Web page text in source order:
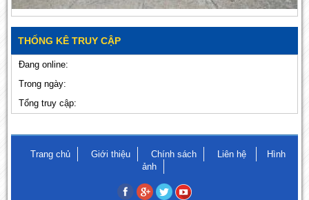
THỐNG KÊ TRUY CẬP
Đang online:
Trong ngày:
Tổng truy cập:
Trang chủ Giới thiệu Chính sách Liên hệ
Hình
ảnh